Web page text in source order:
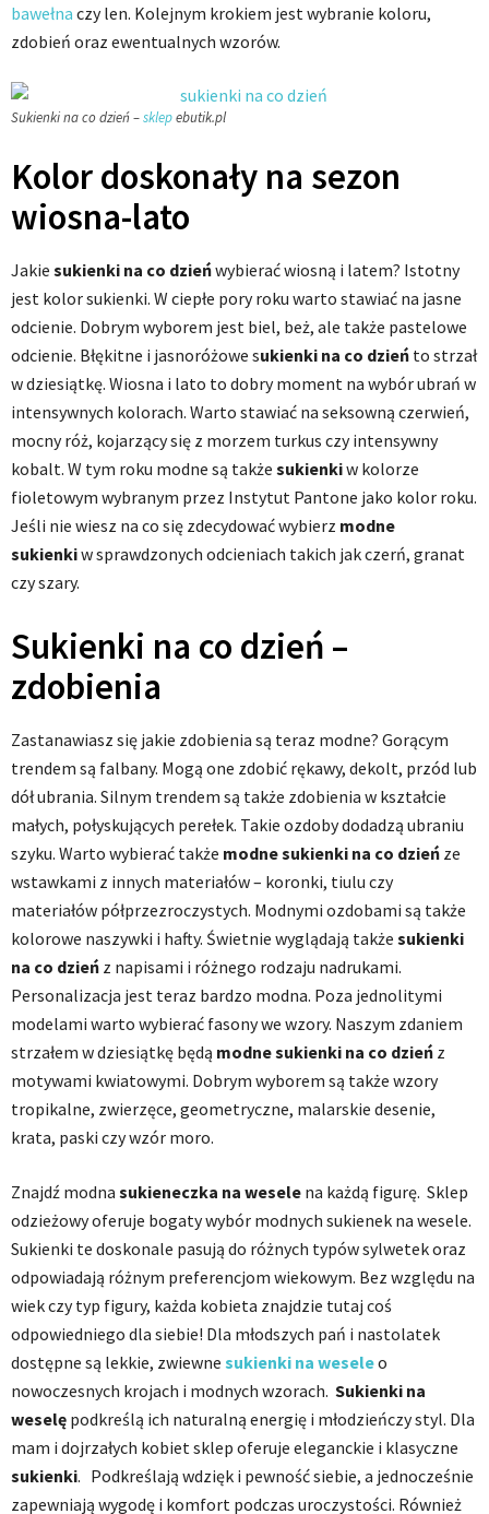
bawełna czy len. Kolejnym krokiem jest wybranie koloru,
zdobień oraz ewentualnych wzorów.
Sukienki na co dzień –sklepebutik.pl
Kolor doskonały na sezon
wiosna-lato
Jakie sukienki na co dzieńwybierać wiosną i latem? Istotny
jest kolor sukienki. W ciepłe pory roku warto stawiać na jasne
odcienie. Dobrym wyborem jest biel, beż, ale także pastelowe
odcienie. Błękitne i jasnoróżowe sukienki na co dzień to strzał
w dziesiątkę. Wiosna i lato to dobry moment na wybór ubrań w
intensywnych kolorach. Warto stawiać na seksowną czerwień,
mocny róż, kojarzący się z morzem turkus czy intensywny
kobalt. W tym roku modne są także sukienkiw kolorze
fioletowym wybranym przez Instytut Pantone jako kolor roku.
Jeśli nie wiesz na co się zdecydować wybierz modne
sukienkiw sprawdzonych odcieniach takich jak czerń, granat
czy szary.
Sukienki na co dzień –
zdobienia
Zastanawiasz się jakie zdobienia są teraz modne? Gorącym
trendem są falbany. Mogą one zdobić rękawy, dekolt, przód lub
dół ubrania. Silnym trendem są także zdobienia w kształcie
małych, połyskujących perełek. Takie ozdoby dodadzą ubraniu
szyku. Warto wybierać także modne sukienki na co dzień ze
wstawkami z innych materiałów – koronki, tiulu czy
materiałów półprzezroczystych. Modnymi ozdobami są także
kolorowe naszywki i hafty. Świetnie wyglądają także sukienki
na co dzień z napisami i różnego rodzaju nadrukami.
Personalizacja jest teraz bardzo modna. Poza jednolitymi
modelami warto wybierać fasony we wzory. Naszym zdaniem
strzałem w dziesiątkę będą modne sukienki na co dzień z
motywami kwiatowymi. Dobrym wyborem są także wzory
tropikalne, zwierzęce, geometryczne, malarskie desenie,
krata, paski czy wzór moro.
Znajdź modna sukieneczka na wesele na każdą figurę. Sklep
odzieżowy oferuje bogaty wybór modnych sukienek na wesele.
Sukienki te doskonale pasują do różnych typów sylwetek oraz
odpowiadają różnym preferencjom wiekowym. Bez względu na
wiek czy typ figury, każda kobieta znajdzie tutaj coś
odpowiedniego dla siebie! Dla młodszych pań i nastolatek
dostępne są lekkie, zwiewne sukienki na weseleo
nowoczesnych krojach i modnych wzorach. Sukienki na
weselę podkreślą ich naturalną energię i młodzieńczy styl. Dla
mam i dojrzałych kobiet sklep oferuje eleganckie i klasyczne
sukienki. Podkreślają wdzięk i pewność siebie, a jednocześnie
zapewniają wygodę i komfort podczas uroczystości. Również